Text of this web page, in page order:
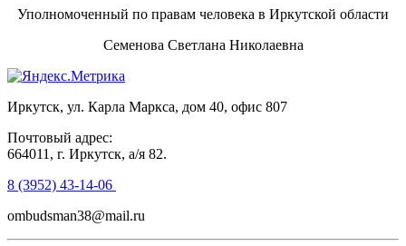
Уполномоченный по правам человека в Иркутской области
Семенова Светлана Николаевна
Иркутск, ул. Карла Маркса, дом 40, офис 807
Почтовый адрес:
664011, г. Иркутск, а/я 82.
8 (3952) 43-14-06
ombudsman38@mail.ru